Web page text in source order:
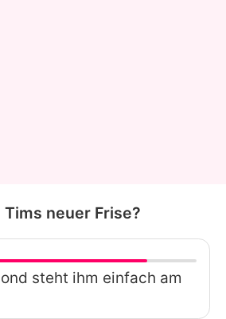
neuer Frise?
steht ihm einfach am